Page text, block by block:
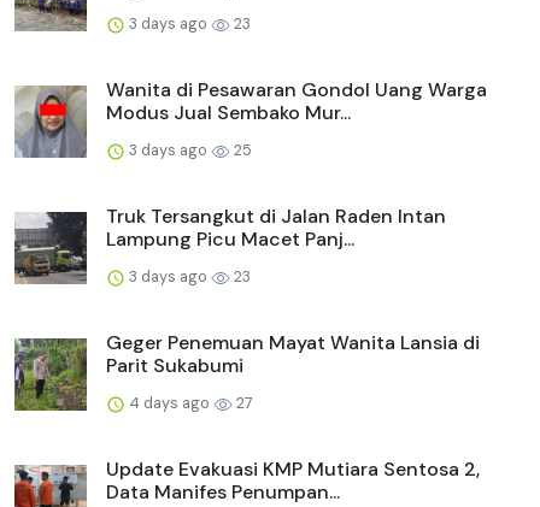
3 days ago 23
Wanita di Pesawaran Gondol Uang Warga
Modus Jual Sembako Mur...
3 days ago 25
Truk Tersangkut di Jalan Raden Intan
Lampung Picu Macet Panj...
3 days ago 23
Geger Penemuan Mayat Wanita Lansia di
Parit Sukabumi
4 days ago 27
Update Evakuasi KMP Mutiara Sentosa 2,
Data Manifes Penumpan...